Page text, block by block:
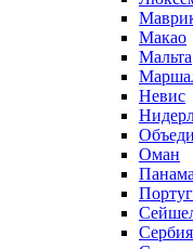
Макао
Мальта
Нeвис
Оман
Панама
Сербия